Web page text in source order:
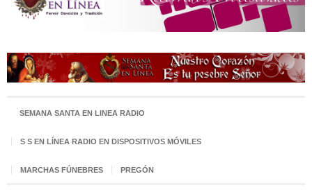
SEMANA SANTA EN LINEA RADIO
S S EN LÍNEA RADIO EN DISPOSITIVOS MÓVILES
MARCHAS FÚNEBRES PREGÓN